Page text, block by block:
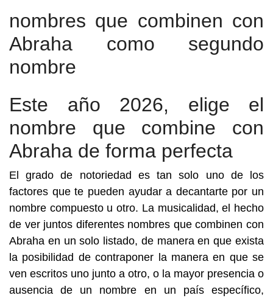
nombres que combinen con
Abraha como segundo
nombre
Este año 2026, elige el
nombre que combine con
Abraha de forma perfecta
El grado de notoriedad es tan solo uno de los
factores que te pueden ayudar a decantarte por un
nombre compuesto u otro. La musicalidad, el hecho
de ver juntos diferentes nombres que combinen con
Abraha en un solo listado, de manera en que exista
la posibilidad de contraponer la manera en que se
ven escritos uno junto a otro, o la mayor presencia o
ausencia de un nombre en un país específico,